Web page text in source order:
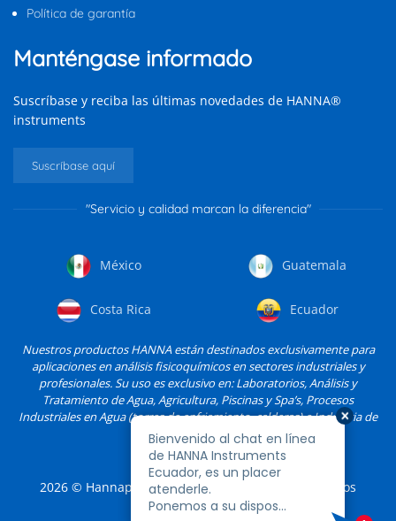
Política de garantía
Manténgase informado
Suscríbase y reciba las últimas novedades de HANNA®
instruments
Suscríbase aquí
"Servicio y calidad marcan la diferencia"
México Guatemala
Costa Rica Ecuador
Nuestros productos HANNA están destinados exclusivamente para
aplicaciones en análisis fisicoquímicos en sectores industriales y
profesionales. Su uso es exclusivo en: Laboratorios, Análisis y
Tratamiento de Agua, Agricultura, Piscinas y Spa’s, Procesos
Industriales en Agua (torres de enfriamiento, calderas) e Industria de
Alimentos, entre otros.
2026 © Hannapro, S.A. de C.V. y sus filiales. Todos los
derechos reservados.